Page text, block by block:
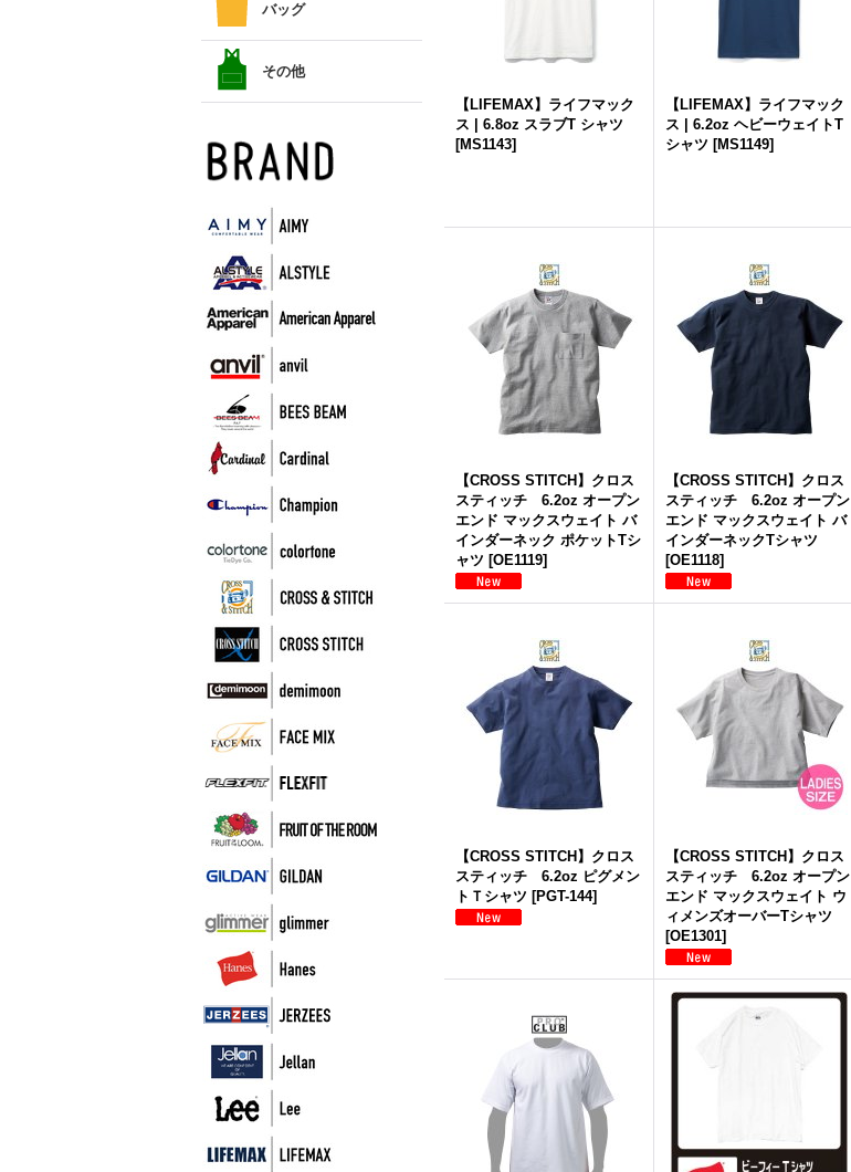
バッグ
その他
【LIFEMAX】ライフマック
ス | 6.8oz スラブT シャツ
[MS1143]
【LIFEMAX】ライフマック
ス | 6.2oz ヘビーウェイトT
シャツ [MS1149]
【CROSS STITCH】クロス
スティッチ 6.2oz オープン
エンド マックスウェイト バ
インダーネック ポケットTシ
ャツ [OE1119]
【CROSS STITCH】クロス
スティッチ 6.2oz オープン
エンド マックスウェイト バ
インダーネックTシャツ
[OE1118]
【CROSS STITCH】クロス
スティッチ 6.2oz ピグメン
トＴシャツ [PGT-144]
【CROSS STITCH】クロス
スティッチ 6.2oz オープン
エンド マックスウェイト ウ
ィメンズオーバーTシャツ
[OE1301]